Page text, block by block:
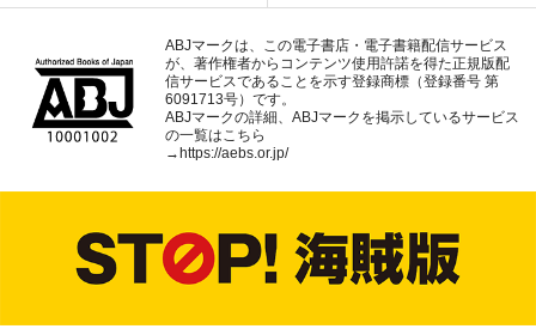
ABJマークは、この電子書店・電子書籍配信サービス
が、著作権者からコンテンツ使用許諾を得た正規版配
信サービスであることを示す登録商標（登録番号 第
6091713号）です。
ABJマークの詳細、ABJマークを掲示しているサービス
の一覧はこちら
→ https://aebs.or.jp/